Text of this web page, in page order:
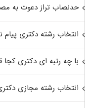
حدنصاب تراز دعوت به
انتخاب رشته دکتری پیام
با چه رتبه ای دکتری
انتخاب رشته مجازی